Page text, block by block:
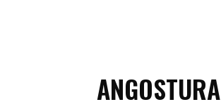
ANGOSTURA